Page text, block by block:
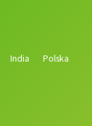
India
Polska